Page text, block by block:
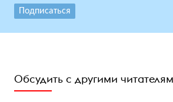
Подписаться
Обсудить с другими